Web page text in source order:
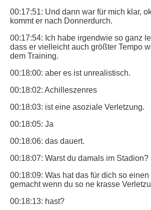
00:17:51: Und dann war für mich klar,
kommt er nach Donnerdurch.
00:17:54: Ich habe irgendwie so ganz
dass er vielleicht auch größter Tempo
dem Training.
00:18:00: aber es ist unrealistisch.
00:18:02: Achilleszenres
00:18:03: ist eine asoziale Verletzung.
00:18:05: Ja
00:18:06: das dauert.
00:18:07: Warst du damals im Stadion?
00:18:09: Was hat das für dich so
gemacht wenn du so ne krasse
00:18:13: hast?